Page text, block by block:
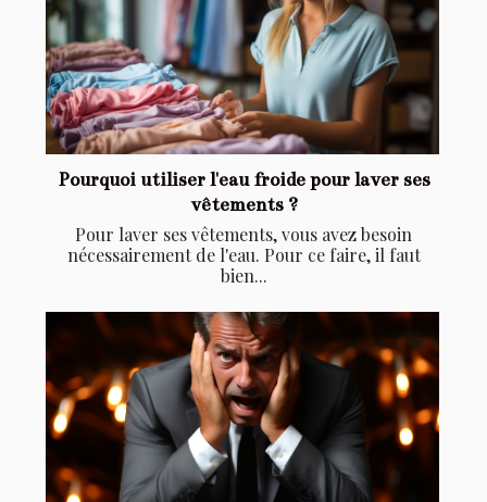
Pourquoi utiliser l'eau froide pour laver ses
vêtements ?
Pour laver ses vêtements, vous avez besoin
nécessairement de l'eau. Pour ce faire, il faut
bien...